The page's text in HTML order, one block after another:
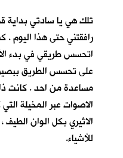
تلك هي يا سادتي بداية
رافقتني حتى هذا
اتحسس طريقي في بدء
على تحسس الطريق
مساعدة من احد . كانت
الاصوات عبر المخيلة
الاثيري بكل الوان الطيف
للأشياء.